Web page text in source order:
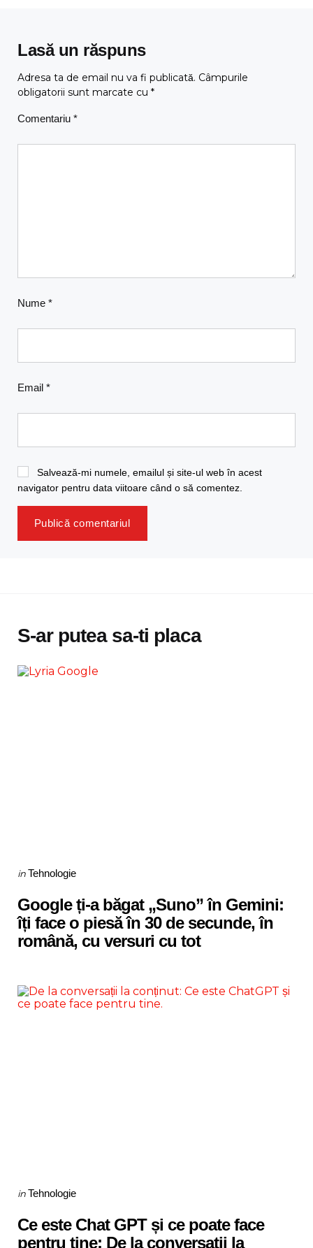
Lasă un răspuns
Adresa ta de email nu va fi publicată. Câmpurile
obligatorii sunt marcate cu *
Comentariu *
Nume *
Email *
Salvează-mi numele, emailul și site-ul web în acest
navigator pentru data viitoare când o să comentez.
S-ar putea sa-ti placa
Categories
Posted
inTehnologie
Google ți-a băgat „Suno” în Gemini:
îți face o piesă în 30 de secunde, în
română, cu versuri cu tot
Categories
Posted
inTehnologie
Ce este Chat GPT și ce poate face
pentru tine: De la conversații la